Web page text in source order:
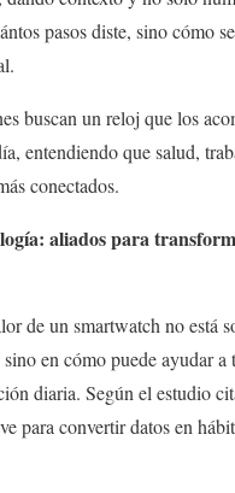
pasos diste, sino cómo
buscan un reloj que los
entendiendo que salud,
conectados.
aliados para
de un smartwatch no está
sino en cómo puede ayudar a
diaria. Según el estudio
para convertir datos en